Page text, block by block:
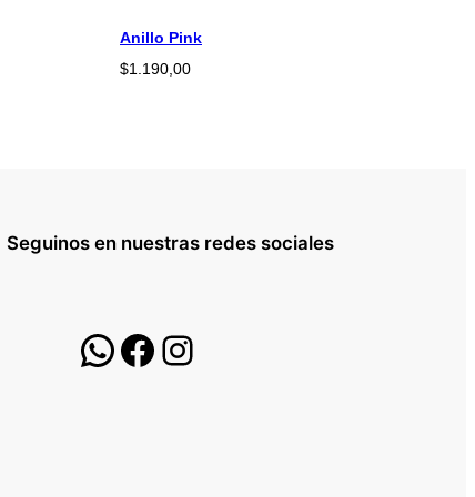
Anillo Pink
$1.190,00
Seguinos en nuestras redes sociales
WhatsApp Facebook Instagram